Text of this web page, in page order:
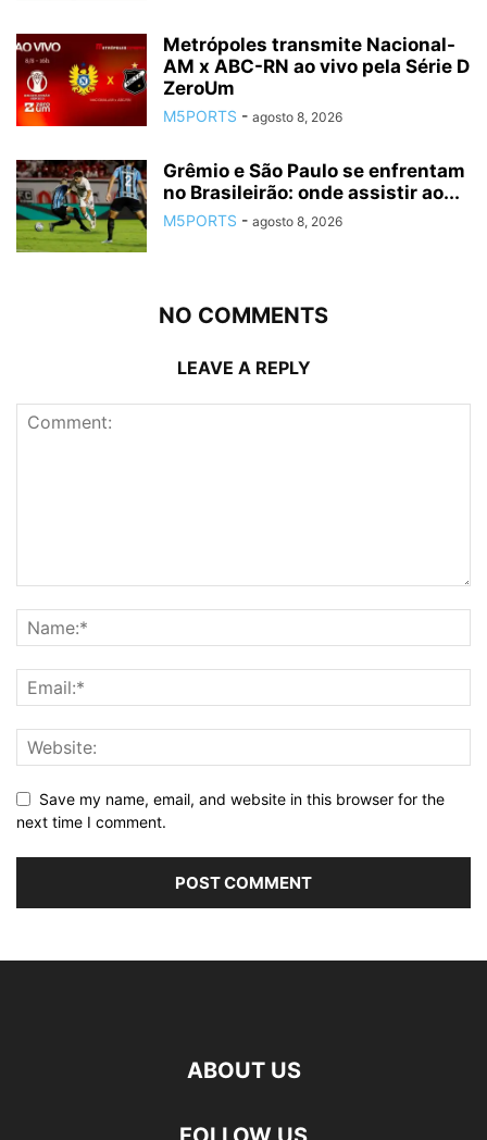
Metrópoles transmite Nacional-
AM x ABC-RN ao vivo pela Série D
ZeroUm
M5PORTS - agosto 8, 2026
Grêmio e São Paulo se enfrentam
no Brasileirão: onde assistir ao...
M5PORTS - agosto 8, 2026
NO COMMENTS
LEAVE A REPLY
Save my name, email, and website in this browser for the
next time I comment.
ABOUT US